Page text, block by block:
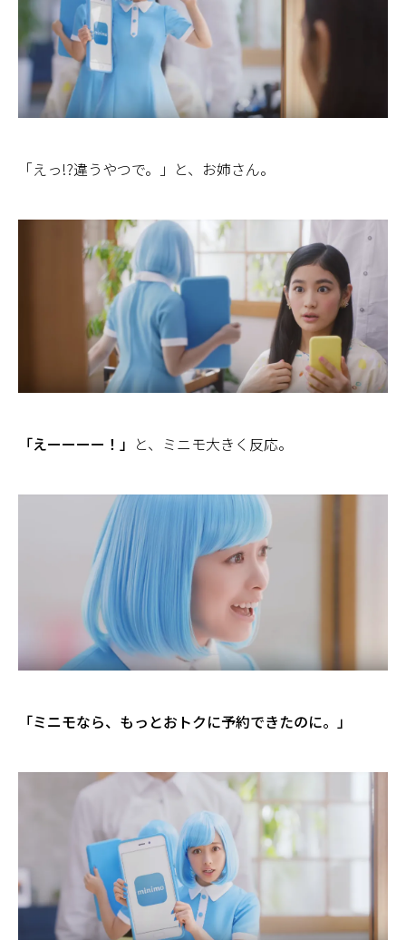
「えっ!?違うやつで。」と、お姉さん。
「えーーーー！」 と、ミニモ大きく反応。
「ミニモなら、もっとおトクに予約できたのに。」